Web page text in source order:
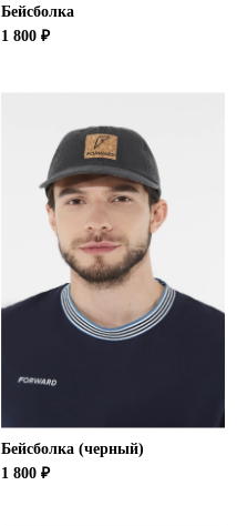
Бейсболка
1 800 ₽
Бейсболка (черный)
1 800 ₽